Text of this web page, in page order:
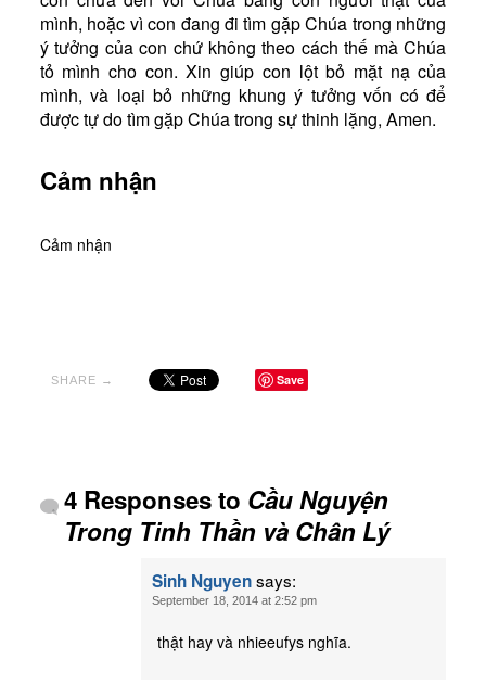
mình, hoặc vì con đang đi tìm gặp Chúa trong những
ý tưởng của con chứ không theo cách thế mà Chúa
tỏ mình cho con. Xin giúp con lột bỏ mặt nạ của
mình, và loại bỏ những khung ý tưởng vốn có để
được tự do tìm gặp Chúa trong sự thinh lặng, Amen.
Cảm nhận
Cảm nhận
SHARE → Save
4 Responses to Cầu Nguyện
Trong Tinh Thần và Chân Lý
Sinh Nguyensays:
September 18, 2014 at 2:52 pm
thật hay và nhieeufys nghĩa.